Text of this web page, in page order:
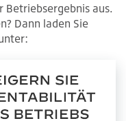
Betriebsergebnis aus.
Dann laden Sie